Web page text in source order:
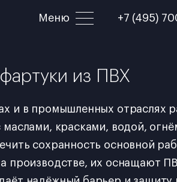
+7 (495)
из ПВХ
и в промышленных отраслях
маслами, красками, водой,
сохранность основной
производстве, их оснащают